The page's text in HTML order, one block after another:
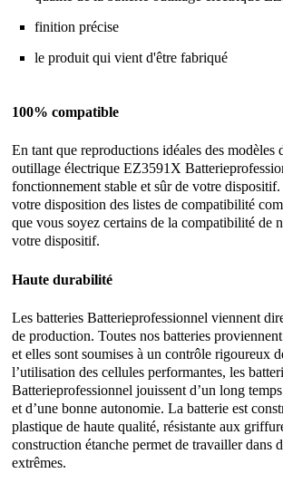
finition précise
le produit qui vient d'être fabriqué
100% compatible
En tant que reproductions idéales des modèles
outillage électrique EZ3591X
fonctionnement stable et sûr de votre
votre disposition des listes de compatibilité
que vous soyez certains de la compatibilité de
votre dispositif.
Haute durabilité
Les batteries Batterieprofessionnel viennent
de production. Toutes nos batteries
et elles sont soumises à un contrôle rigoureux
l’utilisation des cellules performantes, les
Batterieprofessionnel jouissent d’un long
et d’une bonne autonomie. La batterie est
plastique de haute qualité, résistante aux
construction étanche permet de travailler dans
extrêmes.